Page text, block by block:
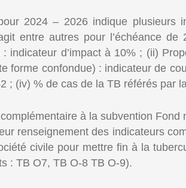
2024 – 2026 indique plusieurs
entre autres pour l’échéance
indicateur d’impact à 10% ; (ii)
forme confondue) : indicateur de
; (iv) % de cas de la TB référés par
à la subvention
renseignement des indicateurs
civile pour mettre fin à la
: TB O7, TB O-8 TB O-9).